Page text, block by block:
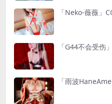
「Neko-薇薇」
「G44不会受伤
「雨波